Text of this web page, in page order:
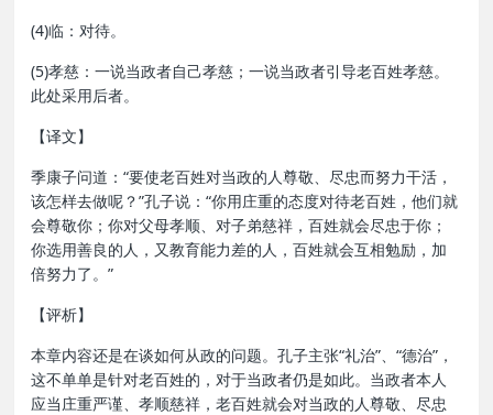
(4)临：对待。
(5)孝慈：一说当政者自己孝慈；一说当政者引导老百姓孝慈。
此处采用后者。
【译文】
季康子问道：“要使老百姓对当政的人尊敬、尽忠而努力干活，
该怎样去做呢？”孔子说：“你用庄重的态度对待老百姓，他们就
会尊敬你；你对父母孝顺、对子弟慈祥，百姓就会尽忠于你；
你选用善良的人，又教育能力差的人，百姓就会互相勉励，加
倍努力了。”
【评析】
本章内容还是在谈如何从政的问题。孔子主张“礼治”、“德治”，
这不单单是针对老百姓的，对于当政者仍是如此。当政者本人
应当庄重严谨、孝顺慈祥，老百姓就会对当政的人尊敬、尽忠